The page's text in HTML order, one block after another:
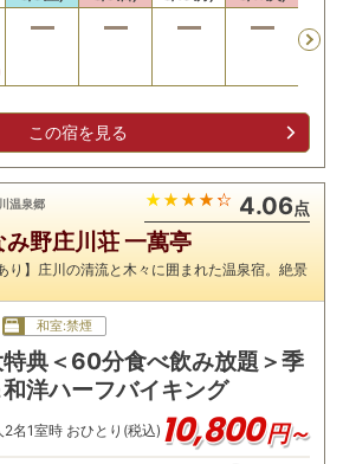
この宿を見る
温泉郷 4.06点
野庄川荘 一萬亭
り】庄川の清流と木々に囲まれた温泉宿。絶景
和室:禁煙
特典＜60分食べ飲み放題＞季
洋ハーフバイキング
2名1室時 おひとり(税込) 10,800円～